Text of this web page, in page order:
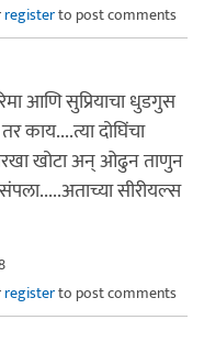
registerto post comments
आणि सुप्रियाचा धुडगुस
काय....त्या दोघिंचा
खोटा अन् ओढुन ताणुन
सीरीयल्स
registerto post comments